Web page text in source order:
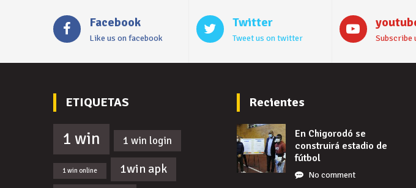
Facebook
Like us on facebook
Twitter
Tweet us on twitter Subscribe
ETIQUETAS
1 win 1 win login
1 win online 1win apk
Recientes
En Chigorodó se
construirá estadio de
fútbol
No comment